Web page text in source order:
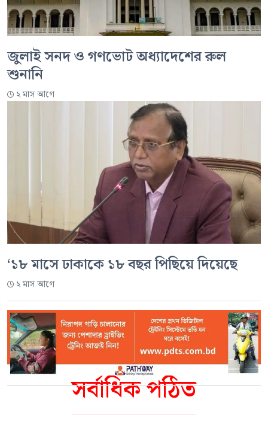
সর্বাধিক পঠিত
জুলাই সনদ ও গণভোট অধ্যাদেশের রুল
শুনানি
২ মাস আগে
‘১৮ মাসে ঢাকাকে ১৮ বছর পিছিয়ে দিয়েছে
২ মাস আগে